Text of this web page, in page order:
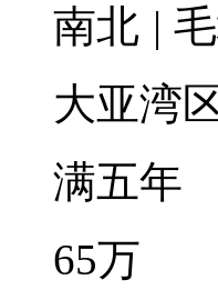
南北 |
大亚湾
满五年
65万